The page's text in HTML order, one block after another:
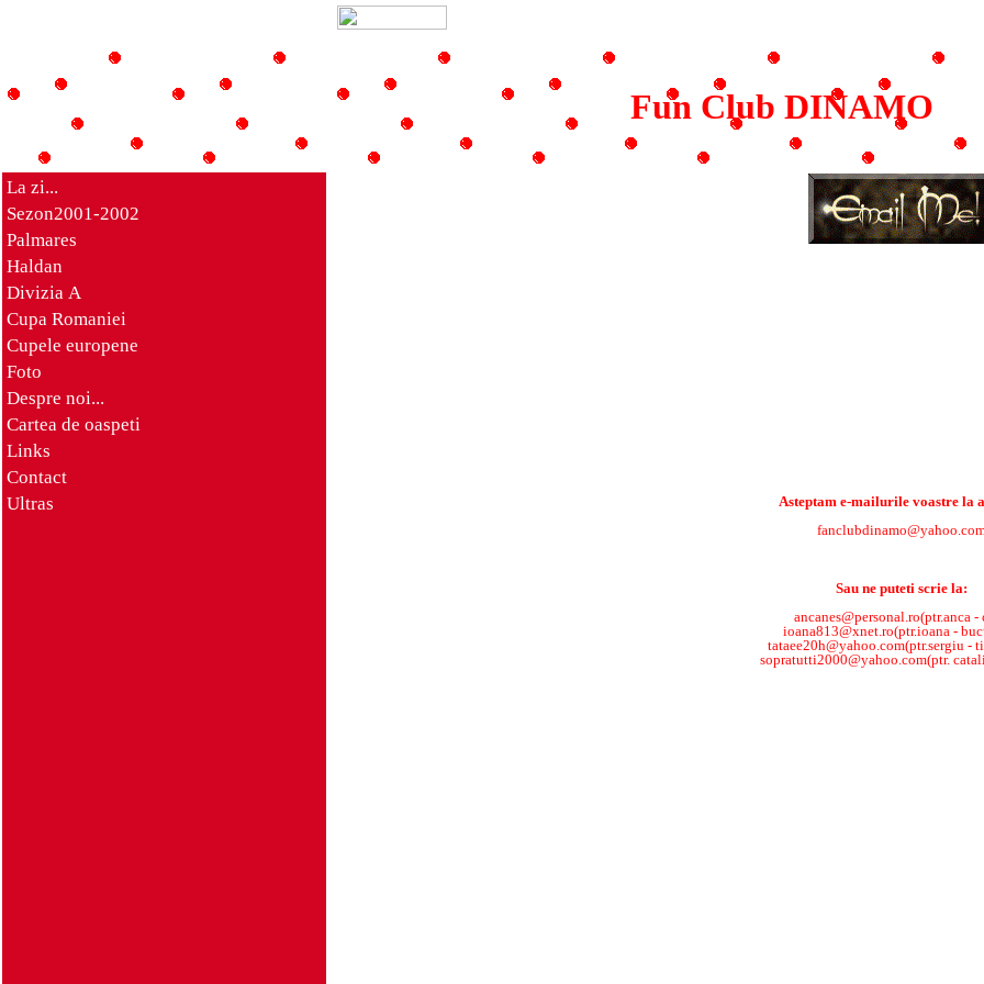
Fun Club DINAMO
La zi...
Sezon2001-2002
Palmares
Haldan
Divizia A
Cupa Romaniei
Cupele europene
Foto
Despre noi...
Cartea de oaspeti
Links
Contact
Ultras
Asteptam e-mailurile voastre la
Sau ne puteti scrie la:
ancanes@personal.ro(ptr.anca
ioana813@xnet.ro(ptr.ioana -
tataee20h@yahoo.com(ptr.sergiu -
sopratutti2000@yahoo.com(ptr.